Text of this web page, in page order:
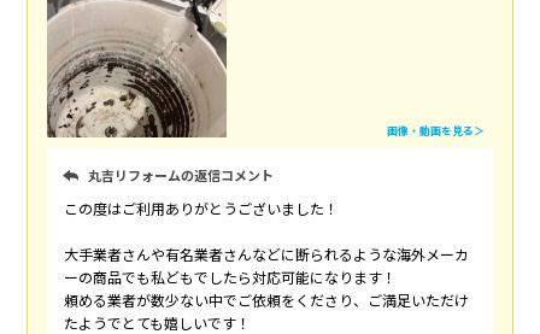
画像・動画を見る＞
丸吉リフォームの返信コメント
この度はご利用ありがとうございました！
大手業者さんや有名業者さんなどに断られるような海外メーカ
ーの商品でも私どもでしたら対応可能になります！
頼める業者が数少ない中でご依頼をくださり、ご満足いただけ
たようでとても嬉しいです！